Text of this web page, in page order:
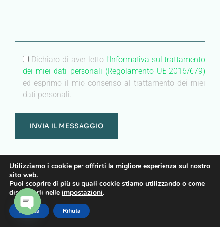
Dichiaro di aver letto l'Informativa sul trattamento
dei miei dati personali (Regolamento UE-2016/679)
ed esprimo il mio consenso al trattamento dei miei
dati personali.
center
no-repeat;left top;;
auto
Heading
Utilizziamo i cookie per offrirti la migliore esperienza sul nostro
sito web.
Puoi scoprire di più su quali cookie stiamo utilizzando o come
disattivarli nelle impostazioni.
Accetta Rifiuta
OPEN